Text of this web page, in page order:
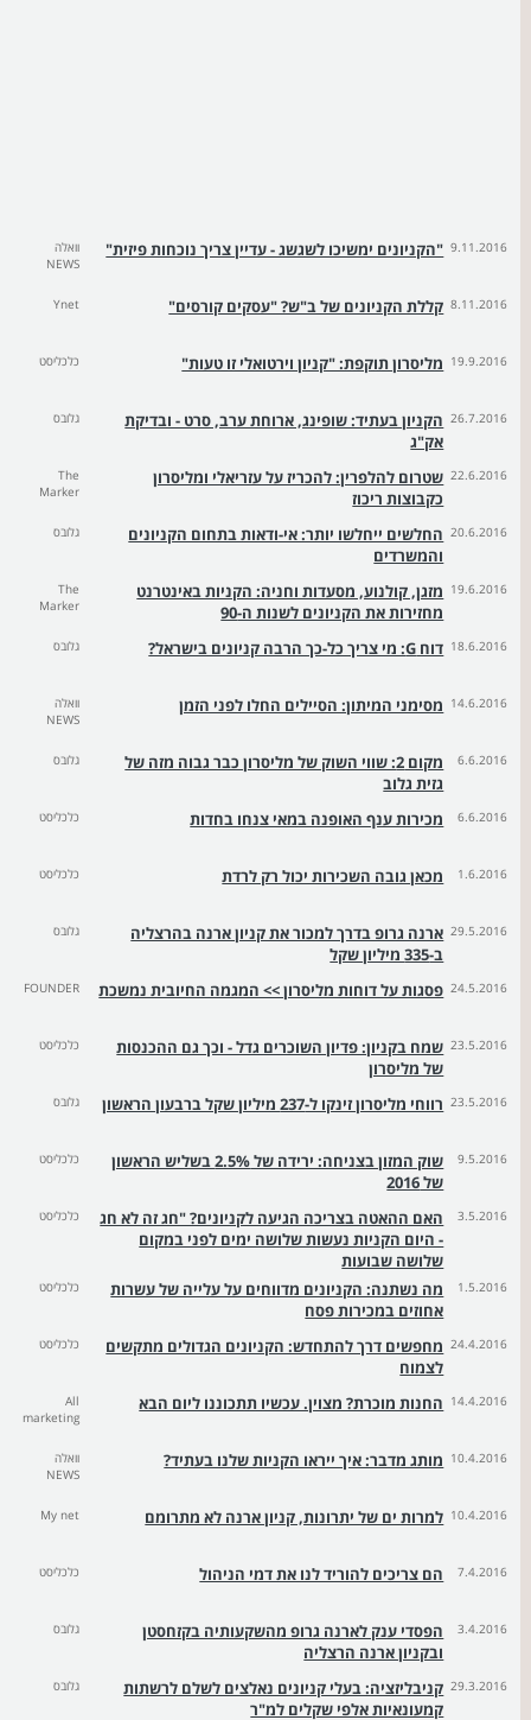
9.11.2016 "הקניונים ימשיכו לשגשג - עדיין צריך נוכחות פיזית"
וואלה
NEWS
8.11.2016 קללת הקניונים של ב"ש? "עסקים קורסים" Ynet
19.9.2016 מליסרון תוקפת: "קניון וירטואלי זו טעות" כלכליסט
26.7.2016 הקניון בעתיד: שופינג, ארוחת ערב, סרט - ובדיקת
אק"ג
גלובס
22.6.2016 שטרום להלפרין: להכריז על עזריאלי ומליסרון
כקבוצות ריכוז
The
Marker
20.6.2016 החלשים ייחלשו יותר: אי-ודאות בתחום הקניונים
והמשרדים
גלובס
19.6.2016 מזגן, קולנוע, מסעדות וחניה: הקניות באינטרנט
מחזירות את הקניונים לשנות ה-90
The
Marker
18.6.2016 דוח G: מי צריך כל-כך הרבה קניונים בישראל? גלובס
14.6.2016 מסימני המיתון: הסיילים החלו לפני הזמן
וואלה
NEWS
6.6.2016
מקום 2: שווי השוק של מליסרון כבר גבוה מזה של
גזית גלוב
גלובס
6.6.2016 מכירות ענף האופנה במאי צנחו בחדות כלכליסט
1.6.2016 מכאן גובה השכירות יכול רק לרדת כלכליסט
29.5.2016 ארנה גרופ בדרך למכור את קניון ארנה בהרצליה
ב-335 מיליון שקל
גלובס
24.5.2016 פסגות על דוחות מליסרון >> המגמה החיובית נמשכת FOUNDER
23.5.2016 שמח בקניון: פדיון השוכרים גדל - וכך גם ההכנסות
של מליסרון
כלכליסט
23.5.2016 רווחי מליסרון זינקו ל-237 מיליון שקל ברבעון הראשון גלובס
9.5.2016
שוק המזון בצניחה: ירידה של 2.5% בשליש הראשון
של 2016
כלכליסט
3.5.2016
האם ההאטה בצריכה הגיעה לקניונים? "חג זה לא חג
- היום הקניות נעשות שלושה ימים לפני במקום
שלושה שבועות
כלכליסט
1.5.2016
מה נשתנה: הקניונים מדווחים על עלייה של עשרות
אחוזים במכירות פסח
כלכליסט
24.4.2016 מחפשים דרך להתחדש: הקניונים הגדולים מתקשים
לצמוח
כלכליסט
14.4.2016 החנות מוכרת? מצוין. עכשיו תתכוננו ליום הבא
All
marketing
10.4.2016 מותג מדבר: איך ייראו הקניות שלנו בעתיד?
וואלה
NEWS
10.4.2016 למרות ים של יתרונות, קניון ארנה לא מתרומם My net
7.4.2016 הם צריכים להוריד לנו את דמי הניהול כלכליסט
3.4.2016
הפסדי ענק לארנה גרופ מהשקעותיה בקזחסטן
ובקניון ארנה הרצליה
גלובס
29.3.2016 קניבליזציה: בעלי קניונים נאלצים לשלם לרשתות
קמעונאיות אלפי שקלים למ"ר
גלובס